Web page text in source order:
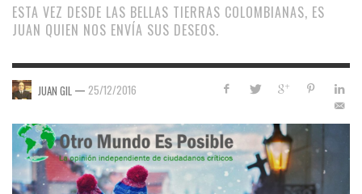
ESTA VEZ DESDE LAS BELLAS TIERRAS COLOMBIANAS, ES
JUAN QUIEN NOS ENVÍA SUS DESEOS.
JUAN GIL — 25/12/2016